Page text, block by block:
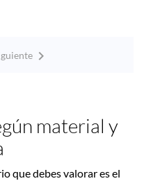

material y
que debes valorar es el